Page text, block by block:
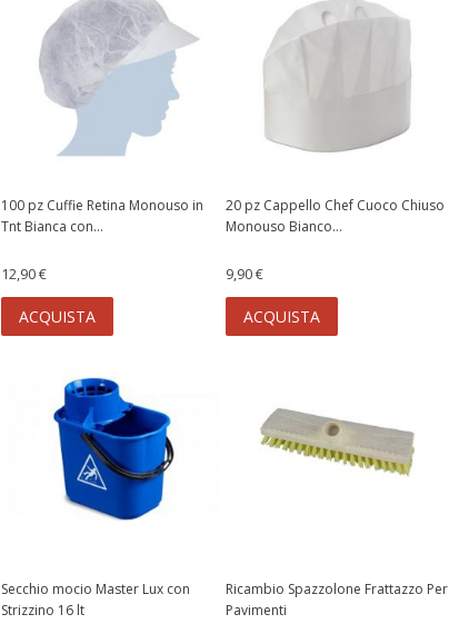
100 pz Cuffie Retina Monouso in
Tnt Bianca con...
12,90 €
ACQUISTA
20 pz Cappello Chef Cuoco Chiuso
Monouso Bianco...
9,90 €
ACQUISTA
Secchio mocio Master Lux con
Strizzino 16 lt
Ricambio Spazzolone Frattazzo Per
Pavimenti